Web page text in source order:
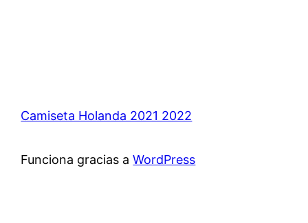
Camiseta Holanda 2021 2022
Funciona gracias aWordPress